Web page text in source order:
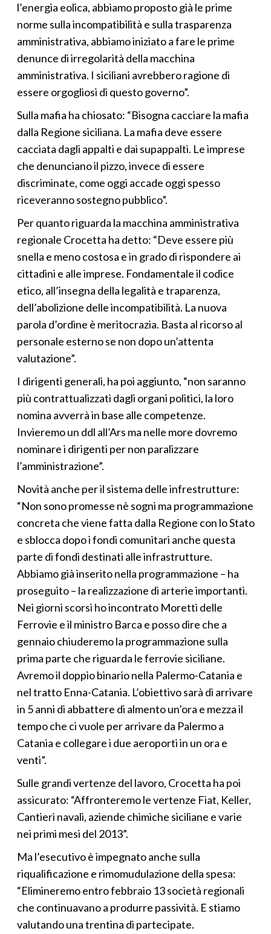
l’energia eolica, abbiamo proposto già le prime
norme sulla incompatibilità e sulla trasparenza
amministrativa, abbiamo iniziato a fare le prime
denunce di irregolarità della macchina
amministrativa. I siciliani avrebbero ragione di
essere orgogliosi di questo governo”.
Sulla mafia ha chiosato: “Bisogna cacciare la mafia
dalla Regione siciliana. La mafia deve essere
cacciata dagli appalti e dai supappalti. Le imprese
che denunciano il pizzo, invece di essere
discriminate, come oggi accade oggi spesso
riceveranno sostegno pubblico”.
Per quanto riguarda la macchina amministrativa
regionale Crocetta ha detto: “Deve essere più
snella e meno costosa e in grado di rispondere ai
cittadini e alle imprese. Fondamentale il codice
etico, all’insegna della legalità e traparenza,
dell’abolizione delle incompatibilità. La nuova
parola d’ordine è meritocrazia. Basta al ricorso al
personale esterno se non dopo un’attenta
valutazione”.
I dirigenti generali, ha poi aggiunto, “non saranno
più contrattualizzati dagli organi politici, la loro
nomina avverrà in base alle competenze.
Invieremo un ddl all’Ars ma nelle more dovremo
nominare i dirigenti per non paralizzare
l’amministrazione”.
Novità anche per il sistema delle infrestrutture:
“Non sono promesse nè sogni ma programmazione
concreta che viene fatta dalla Regione con lo Stato
e sblocca dopo i fondi comunitari anche questa
parte di fondi destinati alle infrastrutture.
Abbiamo già inserito nella programmazione – ha
proseguito – la realizzazione di arterie importanti.
Nei giorni scorsi ho incontrato Moretti delle
Ferrovie e il ministro Barca e posso dire che a
gennaio chiuderemo la programmazione sulla
prima parte che riguarda le ferrovie siciliane.
Avremo il doppio binario nella Palermo-Catania e
nel tratto Enna-Catania. L’obiettivo sarà di arrivare
in 5 anni di abbattere di almento un’ora e mezza il
tempo che ci vuole per arrivare da Palermo a
Catania e collegare i due aeroporti in un ora e
venti”.
Sulle grandi vertenze del lavoro, Crocetta ha poi
assicurato: “Affronteremo le vertenze Fiat, Keller,
Cantieri navali, aziende chimiche siciliane e varie
nei primi mesi del 2013”.
Ma l’esecutivo è impegnato anche sulla
riqualificazione e rimomudulazione della spesa:
“Elimineremo entro febbraio 13 società regionali
che continuavano a produrre passività. E stiamo
valutando una trentina di partecipate.